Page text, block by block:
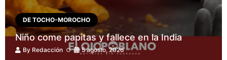
DE TOCHO-MOROCHO
Niño come papitas y fallece en la India
By Redacción 5 agosto, 2026